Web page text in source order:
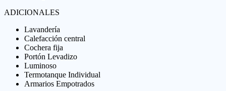
ADICIONALES
Lavandería
Calefacción central
Cochera fija
Portón Levadizo
Luminoso
Termotanque Individual
Armarios Empotrados